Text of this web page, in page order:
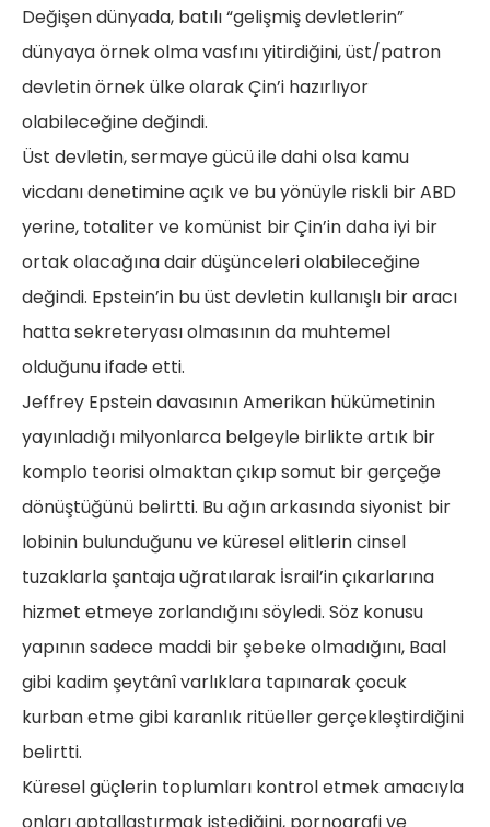
Değişen dünyada, batılı “gelişmiş devletlerin”
dünyaya örnek olma vasfını yitirdiğini, üst/patron
devletin örnek ülke olarak Çin’i hazırlıyor
olabileceğine değindi.
Üst devletin, sermaye gücü ile dahi olsa kamu
vicdanı denetimine açık ve bu yönüyle riskli bir ABD
yerine, totaliter ve komünist bir Çin’in daha iyi bir
ortak olacağına dair düşünceleri olabileceğine
değindi. Epstein’in bu üst devletin kullanışlı bir aracı
hatta sekreteryası olmasının da muhtemel
olduğunu ifade etti.
Jeffrey Epstein davasının Amerikan hükümetinin
yayınladığı milyonlarca belgeyle birlikte artık bir
komplo teorisi olmaktan çıkıp somut bir gerçeğe
dönüştüğünü belirtti. Bu ağın arkasında siyonist bir
lobinin bulunduğunu ve küresel elitlerin cinsel
tuzaklarla şantaja uğratılarak İsrail’in çıkarlarına
hizmet etmeye zorlandığını söyledi. Söz konusu
yapının sadece maddi bir şebeke olmadığını, Baal
gibi kadim şeytânî varlıklara tapınarak çocuk
kurban etme gibi karanlık ritüeller gerçekleştirdiğini
belirtti.
Küresel güçlerin toplumları kontrol etmek amacıyla